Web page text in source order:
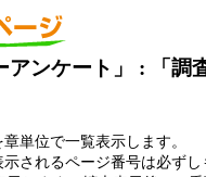
アンケート」 : 「
単位で一覧表示します。
されるページ番号は必ず